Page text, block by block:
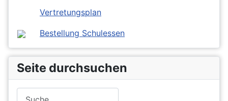
Vertretungsplan
Bestellung Schulessen
Seite durchsuchen